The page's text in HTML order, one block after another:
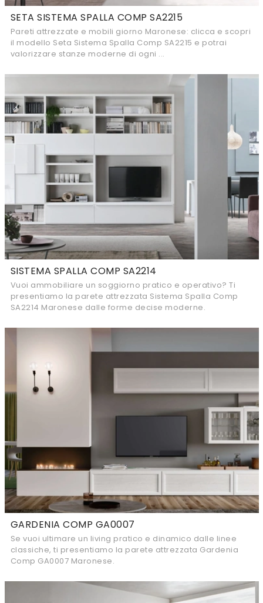
SETA SISTEMA SPALLA COMP SA2215
Pareti attrezzate e mobili giorno Maronese: clicca e scopri
il modello Seta Sistema Spalla Comp SA2215 e potrai
valorizzare stanze moderne di ogni ...
SISTEMA SPALLA COMP SA2214
Vuoi ammobiliare un soggiorno pratico e operativo? Ti
presentiamo la parete attrezzata Sistema Spalla Comp
SA2214 Maronese dalle forme decise moderne.
GARDENIA COMP GA0007
Se vuoi ultimare un living pratico e dinamico dalle linee
classiche, ti presentiamo la parete attrezzata Gardenia
Comp GA0007 Maronese.